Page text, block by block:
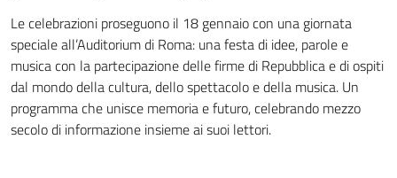
Le celebrazioni proseguono il 18 gennaio con una giornata
speciale all’Auditorium di Roma: una festa di idee, parole e
musica con la partecipazione delle firme di Repubblica e di ospiti
dal mondo della cultura, dello spettacolo e della musica. Un
programma che unisce memoria e futuro, celebrando mezzo
secolo di informazione insieme ai suoi lettori.